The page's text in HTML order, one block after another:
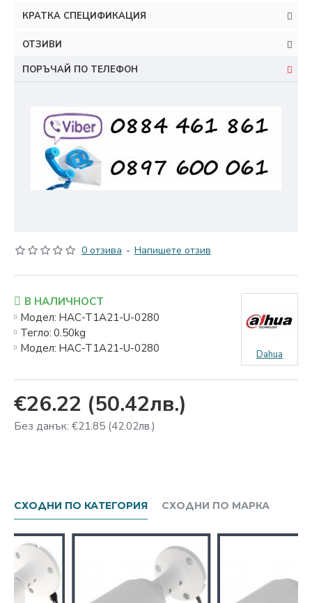
КРАТКА СПЕЦИФИКАЦИЯ
ОТЗИВИ
ПОРЪЧАЙ ПО ТЕЛЕФОН
0 отзива - Напишете отзив
€26.22 (50.42лв.)
Без данък: €21.85 (42.02лв.)
В НАЛИЧНОСТ
Модел: HAC-T1A21-U-0280
Тегло: 0.50kg
Модел: HAC-T1A21-U-0280 Dahua
СХОДНИ ПО КАТЕГОРИЯ СХОДНИ ПО МАРКА